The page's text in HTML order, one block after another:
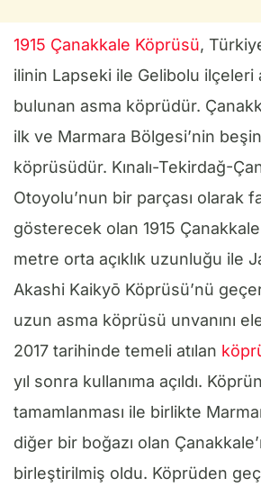
1915 Çanakkale Köprüsü,
ilinin Lapseki ile Gelibolu ilçeleri
bulunan asma köprüdür.
ilk ve Marmara Bölgesi’nin
köprüsüdür. Kınalı-Tekirdağ-
Otoyolu’nun bir parçası olarak
gösterecek olan 1915
metre orta açıklık uzunluğu ile
Akashi Kaikyō Köprüsü’nü
uzun asma köprüsü unvanını
2017 tarihinde temeli atılan
yıl sonra kullanıma açıldı.
tamamlanması ile birlikte
diğer bir boğazı olan
birleştirilmiş oldu. Köprüden